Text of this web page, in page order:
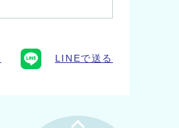
LINEで送る